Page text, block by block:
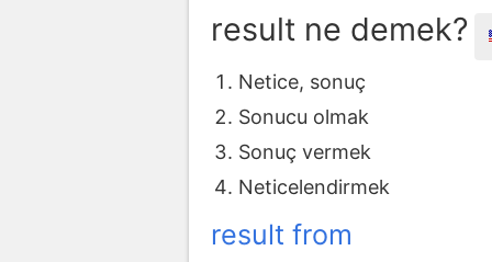
result ne demek?
Netice, sonuç
Sonucu olmak
Sonuç vermek
Neticelendirmek
result from